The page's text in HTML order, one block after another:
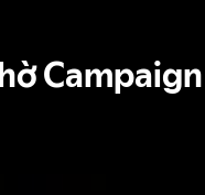
Campaign